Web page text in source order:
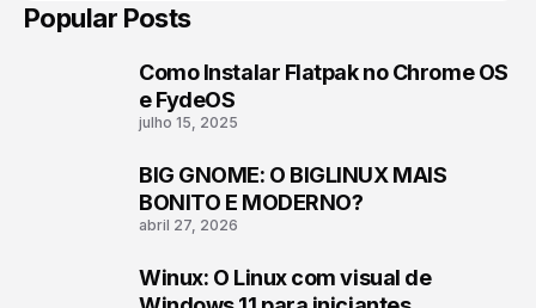
Popular Posts
Como Instalar Flatpak no Chrome OS
e FydeOS
julho 15, 2025
BIG GNOME: O BIGLINUX MAIS
BONITO E MODERNO?
abril 27, 2026
Winux: O Linux com visual de